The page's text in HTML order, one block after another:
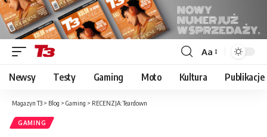
Font
Resizer
Aa
Newsy Testy Gaming Moto Kultura Publikacje
Magazyn T3 > Blog > Gaming > RECENZJA: Teardown
GAMING